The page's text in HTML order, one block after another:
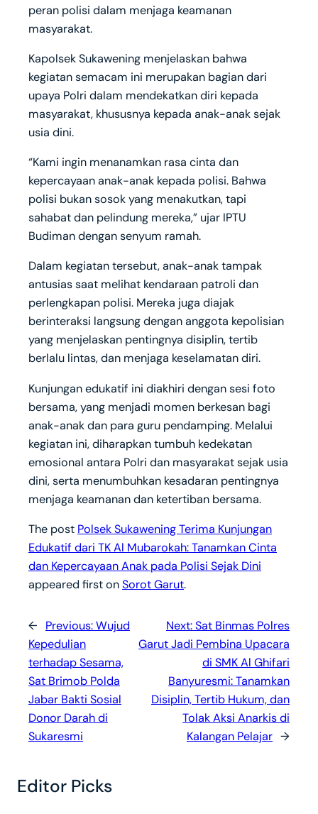
peran polisi dalam menjaga keamanan
masyarakat.
Kapolsek Sukawening menjelaskan bahwa
kegiatan semacam ini merupakan bagian dari
upaya Polri dalam mendekatkan diri kepada
masyarakat, khususnya kepada anak-anak sejak
usia dini.
“Kami ingin menanamkan rasa cinta dan
kepercayaan anak-anak kepada polisi. Bahwa
polisi bukan sosok yang menakutkan, tapi
sahabat dan pelindung mereka,” ujar IPTU
Budiman dengan senyum ramah.
Dalam kegiatan tersebut, anak-anak tampak
antusias saat melihat kendaraan patroli dan
perlengkapan polisi. Mereka juga diajak
berinteraksi langsung dengan anggota kepolisian
yang menjelaskan pentingnya disiplin, tertib
berlalu lintas, dan menjaga keselamatan diri.
Kunjungan edukatif ini diakhiri dengan sesi foto
bersama, yang menjadi momen berkesan bagi
anak-anak dan para guru pendamping. Melalui
kegiatan ini, diharapkan tumbuh kedekatan
emosional antara Polri dan masyarakat sejak usia
dini, serta menumbuhkan kesadaran pentingnya
menjaga keamanan dan ketertiban bersama.
The post Polsek Sukawening Terima Kunjungan
Edukatif dari TK Al Mubarokah: Tanamkan Cinta
dan Kepercayaan Anak pada Polisi Sejak Dini
appeared first onSorot Garut.
← Previous:Wujud
Kepedulian
terhadap Sesama,
Sat Brimob Polda
Jabar Bakti Sosial
Donor Darah di
Sukaresmi
Next:Sat Binmas Polres
Garut Jadi Pembina Upacara
di SMK Al Ghifari
Banyuresmi: Tanamkan
Disiplin, Tertib Hukum, dan
Tolak Aksi Anarkis di
Kalangan Pelajar →
Editor Picks